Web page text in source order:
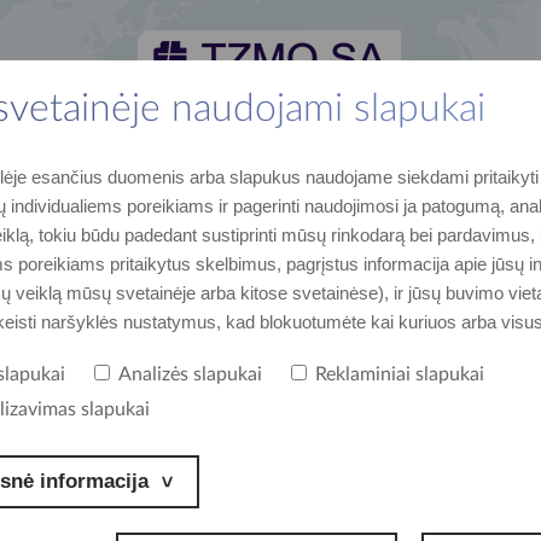
naudojami slapukai
esančius duomenis arba slapukus naudojame siekdami
individualiems poreikiams ir pagerinti naudojimosi ja patogumą,
tokiu būdu padedant sustiprinti mūsų rinkodarą bei pardavimus,
poreikiams pritaikytus skelbimus, pagrįstus informacija apie jūsų
veiklą mūsų svetainėje arba kitose svetainėse), ir jūsų buvimo
naršyklės nustatymus, kad blokuotumėte kai kuriuos arba
Analizės slapukai
Reklaminiai slapukai
slapukai
informacija
prekių ženklais naujausi duomenys ir įvykiai Prisijunk susisiekite su mumis